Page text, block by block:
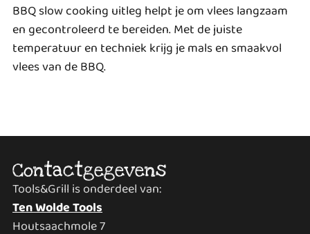
BBQ slow cooking uitleg helpt je om vlees langzaam
en gecontroleerd te bereiden. Met de juiste
temperatuur en techniek krijg je mals en smaakvol
vlees van de BBQ.
Contactgegevens
Tools&Grill is onderdeel van:
Ten Wolde Tools
Houtsaachmole 7